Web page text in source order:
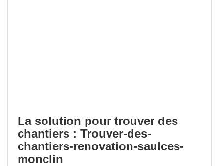
La solution pour trouver des
chantiers : Trouver-des-
chantiers-renovation-saulces-
monclin